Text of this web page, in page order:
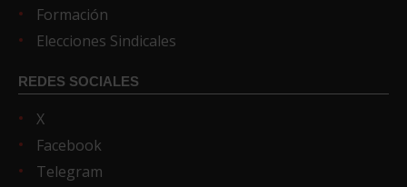
Formación
Elecciones Sindicales
REDES SOCIALES
X
Facebook
Telegram